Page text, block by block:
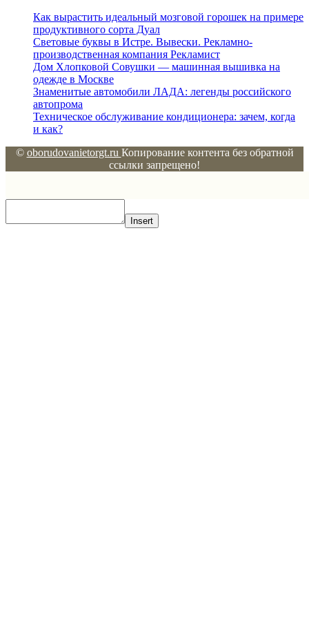
Как вырастить идеальный мозговой горошек на примере
продуктивного сорта Дуал
Световые буквы в Истре. Вывески. Рекламно-
производственная компания Рекламист
Дом Хлопковой Совушки — машинная вышивка на
одежде в Москве
Знаменитые автомобили ЛАДА: легенды российского
автопрома
Техническое обслуживание кондиционера: зачем, когда
и как?
© oborudovanietorgt.ru Копирование контента без обратной
ссылки запрещено!
Insert